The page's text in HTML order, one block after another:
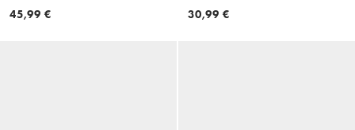
45,99 €
30,99 €